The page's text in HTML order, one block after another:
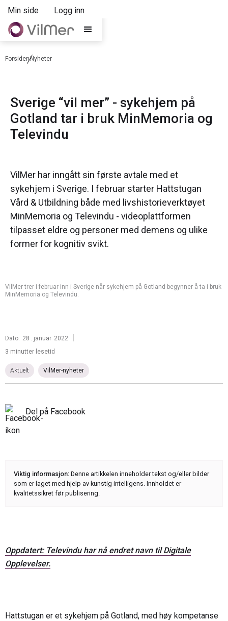
Min side Logg inn
ForsidenNyheter
Sverige “vil mer” - sykehjem på
Gotland tar i bruk MinMemoria og
Televindu
VilMer har inngått sin første avtale med et
sykehjem i Sverige. I februar starter Hattstugan
Vård & Utbildning både med livshistorieverktøyet
MinMemoria og Televindu - videoplattformen
tilpasset eldre og personer med demens og ulike
former for kognitiv svikt.
VilMer trer i februar inn i Sverige når sykehjem på Gotland begynner å ta i bruk
MinMemoria og Televindu.
Dato: 28 . januar 2022
3 minutter lesetid
Aktuelt VilMer-nyheter
Del på Facebook
Viktig informasjon: Denne artikkelen inneholder tekst og/eller bilder
som er laget med hjelp av kunstig intelligens. Innholdet er
kvalitetssikret før publisering.
Oppdatert: Televindu har nå endret navn til Digitale
Opplevelser.
Hattstugan er et sykehjem på Gotland, med høy kompetanse